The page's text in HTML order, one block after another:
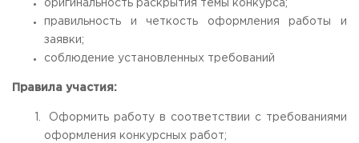
оригинальность раскрытия темы конкурса;
правильность и четкость оформления работы и
заявки;
соблюдение установленных требований
Правила участия:
Оформить работу в соответствии с требованиями
оформления конкурсных работ;